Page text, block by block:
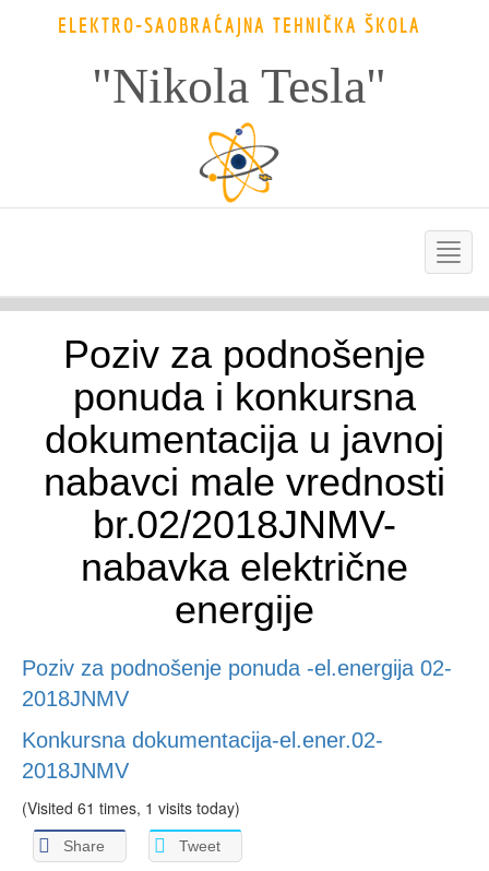
ELEKTRO-SAOBRAĆAJNA TEHNIČKA ŠKOLA
"Nikola Tesla"
Poziv za podnošenje
ponuda i konkursna
dokumentacija u javnoj
nabavci male vrednosti
br.02/2018JNMV-
nabavka električne
energije
Poziv za podnošenje ponuda -el.energija 02-
2018JNMV
Konkursna dokumentacija-el.ener.02-
2018JNMV
(Visited 61 times, 1 visits today)
Share Tweet